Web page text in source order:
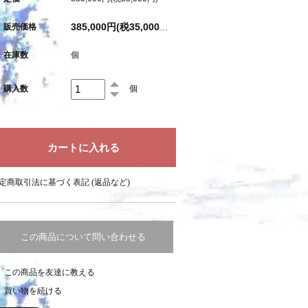
販売価格
在庫数 個
購入数 個
商取引法に基づく表記 (返品など)
この商品について問い合わせる
この商品を友達に教える
買い物を続ける